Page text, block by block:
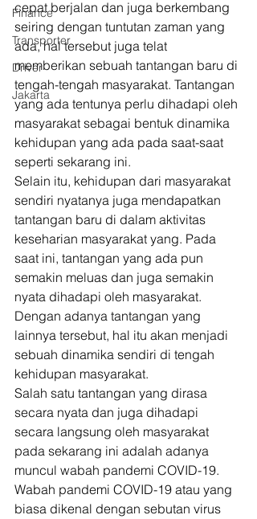
Finance
Transporter
Driver
Jakarta
cepat berjalan dan juga berkembang
seiring dengan tuntutan zaman yang
ada, hal tersebut juga telat
memberikan sebuah tantangan baru di
tengah-tengah masyarakat. Tantangan
yang ada tentunya perlu dihadapi oleh
masyarakat sebagai bentuk dinamika
kehidupan yang ada pada saat-saat
seperti sekarang ini.
Selain itu, kehidupan dari masyarakat
sendiri nyatanya juga mendapatkan
tantangan baru di dalam aktivitas
keseharian masyarakat yang. Pada
saat ini, tantangan yang ada pun
semakin meluas dan juga semakin
nyata dihadapi oleh masyarakat.
Dengan adanya tantangan yang
lainnya tersebut, hal itu akan menjadi
sebuah dinamika sendiri di tengah
kehidupan masyarakat.
Salah satu tantangan yang dirasa
secara nyata dan juga dihadapi
secara langsung oleh masyarakat
pada sekarang ini adalah adanya
muncul wabah pandemi COVID-19.
Wabah pandemi COVID-19 atau yang
biasa dikenal dengan sebutan virus